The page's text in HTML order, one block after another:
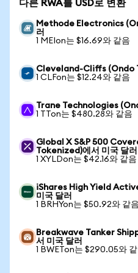
다른 RWA를 USD로 변환
Methode Electronics
러
1 MEIon는 $16.69와 같음
Cleveland-Cliffs (Ondo
1 CLFon는 $12.24와 같음
Trane Technologies
1 TTon는 $480.28와 같음
Global X S&P 500
Tokenized)에서 미국 달러
1 XYLDon는 $42.16와 같음
iShares High Yield
미국 달러
1 BRHYon는 $50.92와 같음
Breakwave Tanker
서 미국 달러
1 BWETon는 $290.05와